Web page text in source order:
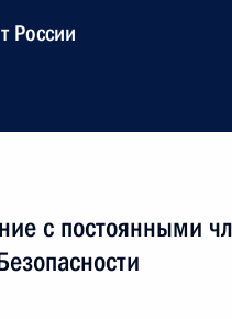
России
с постоянными